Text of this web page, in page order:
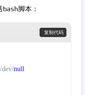
脚本：
复制代码
/dev/null